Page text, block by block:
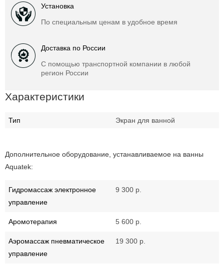
Установка
По специальным ценам в удобное время
Доставка по России
С помощью транспортной компании в любой
регион России
Характеристики
Тип Экран для ванной
Дополнительное оборудование, устанавливаемое на ванны
Aquatek:
Гидромассаж электронное
управление
9 300 р.
Аромотерапия 5 600 р.
Аэромассаж пневматическое
управление
19 300 р.